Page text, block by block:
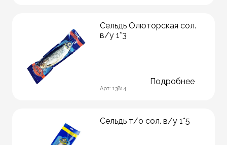
Сельдь Олюторская сол.
в/у 1*3
Арт: 13814
Подробнее
Сельдь т/о сол. в/у 1*5